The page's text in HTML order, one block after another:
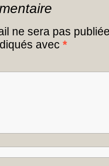
ne sera pas
avec *